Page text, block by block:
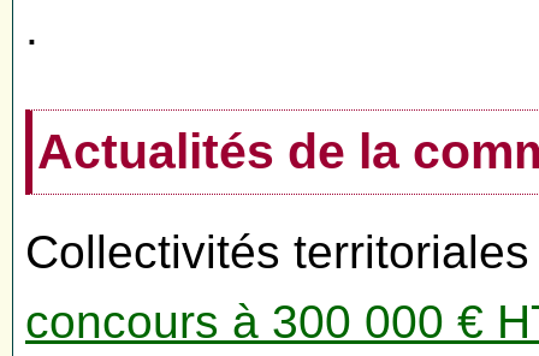
.
Actualités de la
Collectivités
concours à 300 000 €